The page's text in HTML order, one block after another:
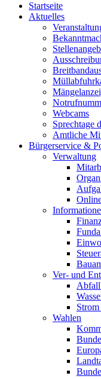
Startseite
Aktuelles
Webcams
Sprechtage
Amtliche
Bürgerservice &
Verwaltung
Ver- und
Wahlen